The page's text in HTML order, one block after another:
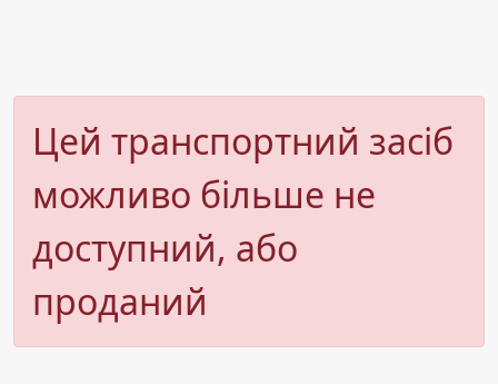
Цей транспортний засіб
можливо більше не
доступний, або
проданий